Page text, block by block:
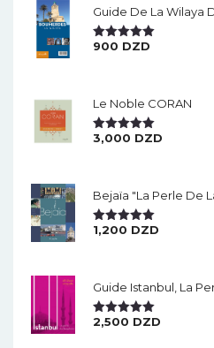
Guide De La Wilaya
Note
5.00
900 DZD
Le Noble CORAN
Note5.00
3,000 DZD
Bejaïa "la Perle De
Note5.00
1,200 DZD
Guide Istanbul, La
Note5.00
2,500 DZD